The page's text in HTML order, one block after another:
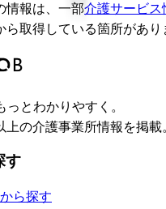
情報は、一部介護サービス
ら取得している箇所があり
っとわかりやすく。
上の介護事業所情報を掲載
す
ら探す